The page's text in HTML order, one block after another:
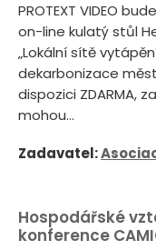
PROTEXT VIDEO
on-line kulatý stůl
„Lokální sítě
dekarbonizace
dispozici ZDARMA,
mohou...
Zadavatel:
Hospodářské
konference